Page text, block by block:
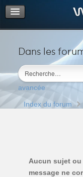
Dans les
avancée
Portail
Index du forum
M’enregistrer
Connexion
Index du forum
Aucun sujet ou
message ne